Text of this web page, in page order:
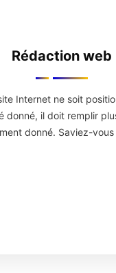
Rédaction web
Internet ne soit
donné, il doit remplir
donné. Saviez-